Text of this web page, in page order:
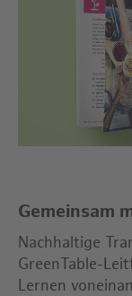
Gemeinsam
Nachhaltige
GreenTable-
Lernen